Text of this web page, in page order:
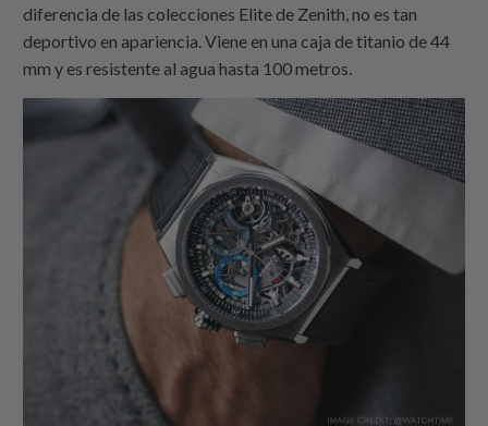
diferencia de las colecciones Elite de Zenith, no es tan
deportivo en apariencia. Viene en una caja de titanio de 44
mm y es resistente al agua hasta 100 metros.